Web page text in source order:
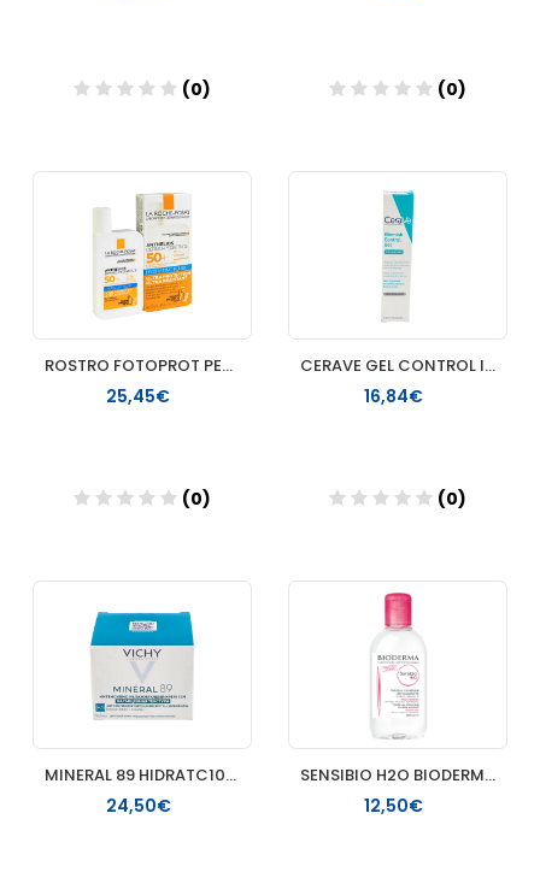
(0) (0)
ROSTRO FOTOPROT PEDRIATICO LA ROCHE POSAY 50 ML
25,45€
(0)
CERAVE GEL CONTROL IMPERFECCIONES 1 TUBO 40 ML
16,84€
(0)
Añadir
MINERAL 89 HIDRATC100HORAS
24,50€
SENSIBIO H2O BIODERMA 500 ML
12,50€